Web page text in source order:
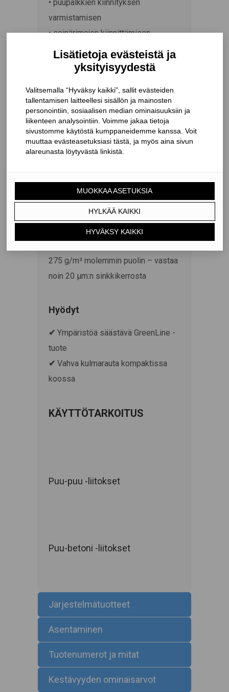
• puupalkkien kiinnityksen
varmistamisen
• seinärimojen kiinnittämisen
pystytolppiin
• autokatosten ja pergoloiden
• muut kantavat puurakenteet, joissa
täytyy siirtää suuria voimia
OMINAISUUDET
• Teräslaatu:
Kuumasinkitty teräs S350GD + Z275
EN 10346 mukaan
275 g/m² molemmin puolin – vastaa
noin 20 μm:n sinkkikerrosta
Hyödyt
✔ Ympäristöä säästävä GreenLine -
tuote
✔ Vahva kulmarauta kompaktissa
koossa
KÄYTTÖTARKOITUS
Puu-puu -liitokset
Puu-betoni -liitokset
Järjestelmätuotteet
Asentaminen
Tuotenumerot ja mitat
Kestävyyden ominaisarvot